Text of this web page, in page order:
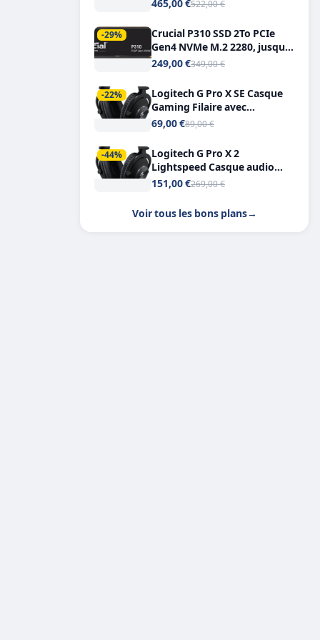
465,00 €522,00 €
-29%
Crucial P310 SSD 2To PCIe
Gen4 NVMe M.2 2280, jusqu’à
7.100 Mo/s
249,00 €349,00 €
-22%
Logitech G Pro X SE Casque
Gaming Filaire avec
Microphone Micro
7.1
69,00 €89,00 €
-44%
Logitech G Pro X 2
Lightspeed Casque audio
bluetooth
151,00 €269,00 €
Voir tous les bons plans→